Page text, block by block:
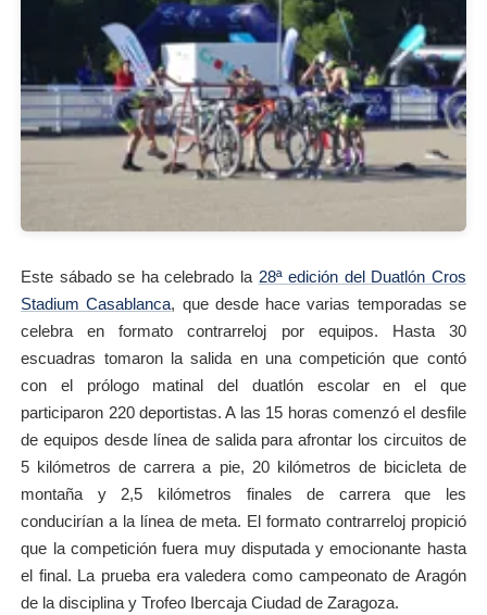
Este sábado se ha celebrado la 28ª edición del Duatlón Cros
Stadium Casablanca, que desde hace varias temporadas se
celebra en formato contrarreloj por equipos. Hasta 30
escuadras tomaron la salida en una competición que contó
con el prólogo matinal del duatlón escolar en el que
participaron 220 deportistas. A las 15 horas comenzó el desfile
de equipos desde línea de salida para afrontar los circuitos de
5 kilómetros de carrera a pie, 20 kilómetros de bicicleta de
montaña y 2,5 kilómetros finales de carrera que les
conducirían a la línea de meta. El formato contrarreloj propició
que la competición fuera muy disputada y emocionante hasta
el final. La prueba era valedera como campeonato de Aragón
de la disciplina y Trofeo Ibercaja Ciudad de Zaragoza.